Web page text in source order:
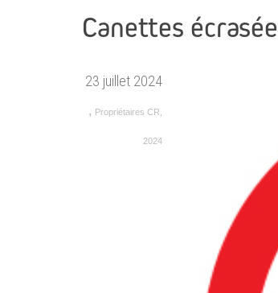
Canettes
23 juillet 2024
, Propriétaires CR
2024